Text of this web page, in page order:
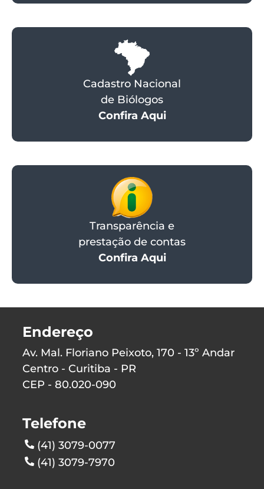
Cadastro Nacional
de Biólogos
Confira Aqui
Transparência e
prestação de contas
Confira Aqui
Endereço
Av. Mal. Floriano Peixoto, 170 - 13º Andar
Centro - Curitiba - PR
CEP - 80.020-090
Telefone
(41) 3079-0077
(41) 3079-7970